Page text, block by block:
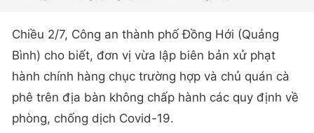
Chiều 2/7, Công an thành phố Đồng Hới (Quảng
Bình) cho biết, đơn vị vừa lập biên bản xử phạt
hành chính hàng chục trường hợp và chủ quán cà
phê trên địa bàn không chấp hành các quy định về
phòng, chống dịch Covid-19.